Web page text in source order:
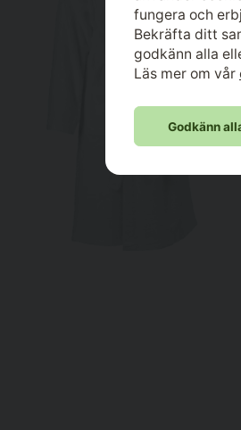
fungera och
Bekräfta ditt
godkänn alla
Läs mer om vår
Godkänn